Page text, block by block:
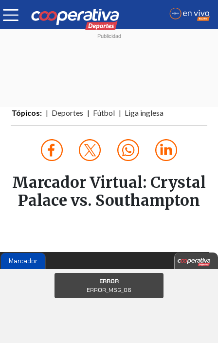
Tópicos: Deportes Fútbol Liga inglesa
Marcador Virtual: Crystal
Palace vs. Southampton
Marcador